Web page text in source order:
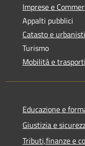
Imprese e
Appalti pubblici
Catasto e
Turismo
Mobilità e trasporti
Educazione e
Giustizia e
Tributi,finanze e